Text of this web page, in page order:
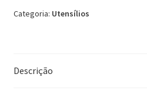
Categoria: Utensílios
Descrição